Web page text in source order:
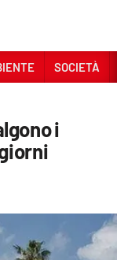
SOCIETÀ
i